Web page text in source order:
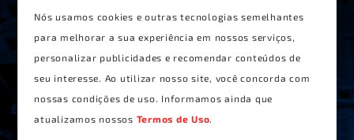
Nós usamos cookies e outras tecnologias semelhantes
para melhorar a sua experiência em nossos serviços,
personalizar publicidades e recomendar conteúdos de
seu interesse. Ao utilizar nosso site, você concorda com
nossas condições de uso. Informamos ainda que
atualizamos nossos Termos de Uso.
Produtos
Lançamentos
Receitas
Contato
Termos de Uso